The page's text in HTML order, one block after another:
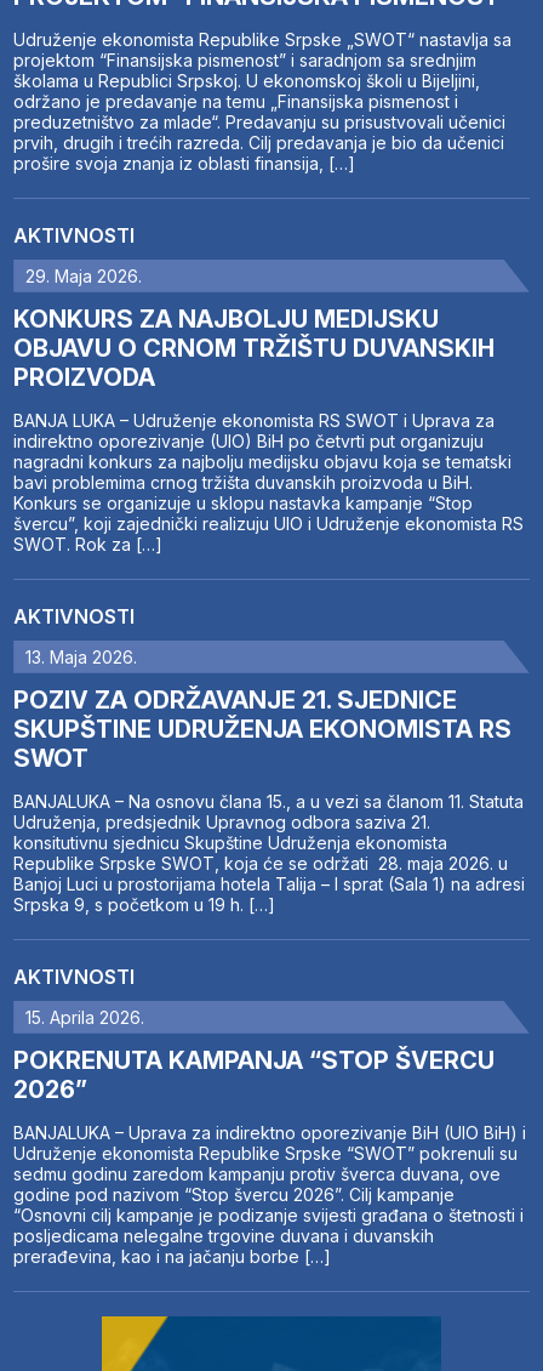
Udruženje ekonomista Republike Srpske „SWOT“ nastavlja sa
projektom “Finansijska pismenost” i saradnjom sa srednjim
školama u Republici Srpskoj. U ekonomskoj školi u Bijeljini,
održano je predavanje na temu „Finansijska pismenost i
preduzetništvo za mlade“. Predavanju su prisustvovali učenici
prvih, drugih i trećih razreda. Cilj predavanja je bio da učenici
prošire svoja znanja iz oblasti finansija, […]
AKTIVNOSTI
29. Maja 2026.
KONKURS ZA NAJBOLJU MEDIJSKU
OBJAVU O CRNOM TRŽIŠTU DUVANSKIH
PROIZVODA
BANJA LUKA – Udruženje ekonomista RS SWOT i Uprava za
indirektno oporezivanje (UIO) BiH po četvrti put organizuju
nagradni konkurs za najbolju medijsku objavu koja se tematski
bavi problemima crnog tržišta duvanskih proizvoda u BiH.
Konkurs se organizuje u sklopu nastavka kampanje “Stop
švercu”, koji zajednički realizuju UIO i Udruženje ekonomista RS
SWOT. Rok za […]
AKTIVNOSTI
13. Maja 2026.
POZIV ZA ODRŽAVANJE 21. SJEDNICE
SKUPŠTINE UDRUŽENJA EKONOMISTA RS
SWOT
BANJALUKA – Na osnovu člana 15., a u vezi sa članom 11. Statuta
Udruženja, predsjednik Upravnog odbora saziva 21.
konsitutivnu sjednicu Skupštine Udruženja ekonomista
Republike Srpske SWOT, koja će se održati 28. maja 2026. u
Banjoj Luci u prostorijama hotela Talija – I sprat (Sala 1) na adresi
Srpska 9, s početkom u 19 h. […]
AKTIVNOSTI
15. Aprila 2026.
POKRENUTA KAMPANJA “STOP ŠVERCU
2026”
BANJALUKA – Uprava za indirektno oporezivanje BiH (UIO BiH) i
Udruženje ekonomista Republike Srpske “SWOT” pokrenuli su
sedmu godinu zaredom kampanju protiv šverca duvana, ove
godine pod nazivom “Stop švercu 2026”. Cilj kampanje
“Osnovni cilj kampanje je podizanje svijesti građana o štetnosti i
posljedicama nelegalne trgovine duvana i duvanskih
prerađevina, kao i na jačanju borbe […]